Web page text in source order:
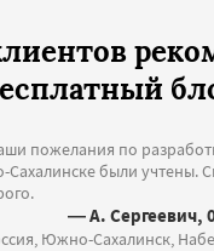
пожелания по
были учтены.
— А. Сергеевич,
Южно-Сахалинск,